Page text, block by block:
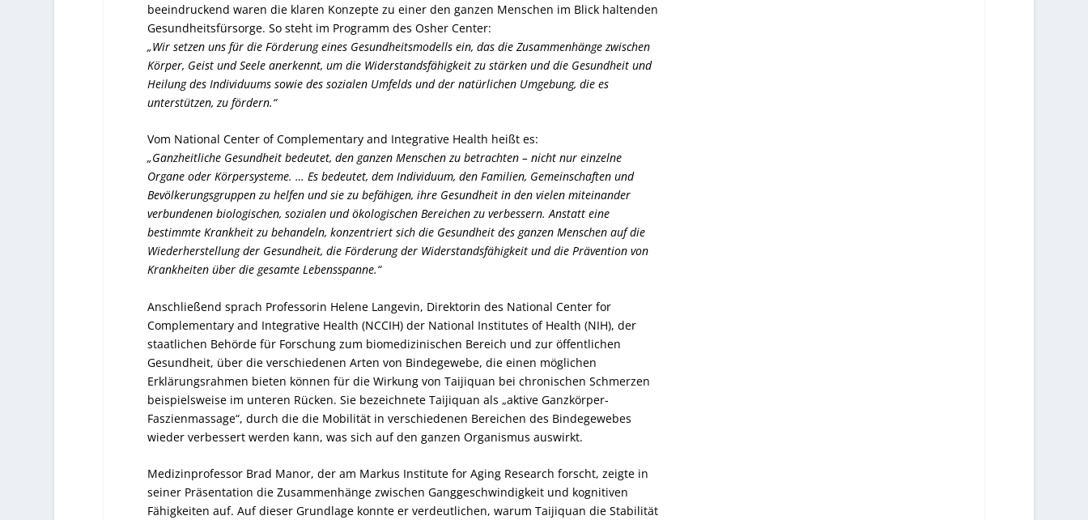
beeindruckend waren die klaren Konzepte zu einer den ganzen Menschen im Blick haltenden
Gesundheitsfürsorge. So steht im Programm des Osher Center:
„Wir setzen uns für die Förderung eines Gesundheitsmodells ein, das die Zusammenhänge zwischen
Körper, Geist und Seele anerkennt, um die Widerstandsfähigkeit zu stärken und die Gesundheit und
Heilung des Individuums sowie des sozialen Umfelds und der natürlichen Umgebung, die es
unterstützen, zu fördern.“
Vom National Center of Complementary and Integrative Health heißt es:
„Ganzheitliche Gesundheit bedeutet, den ganzen Menschen zu betrachten – nicht nur einzelne
Organe oder Körpersysteme. … Es bedeutet, dem Individuum, den Familien, Gemeinschaften und
Bevölkerungsgruppen zu helfen und sie zu befähigen, ihre Gesundheit in den vielen miteinander
verbundenen biologischen, sozialen und ökologischen Bereichen zu verbessern. Anstatt eine
bestimmte Krankheit zu behandeln, konzentriert sich die Gesundheit des ganzen Menschen auf die
Wiederherstellung der Gesundheit, die Förderung der Widerstandsfähigkeit und die Prävention von
Krankheiten über die gesamte Lebensspanne.“
Anschließend sprach Professorin Helene Langevin, Direktorin des National Center for
Complementary and Integrative Health (NCCIH) der National Institutes of Health (NIH), der
staatlichen Behörde für Forschung zum biomedizinischen Bereich und zur öffentlichen
Gesundheit, über die verschiedenen Arten von Bindegewebe, die einen möglichen
Erklärungsrahmen bieten können für die Wirkung von Taijiquan bei chronischen Schmerzen
beispielsweise im unteren Rücken. Sie bezeichnete Taijiquan als „aktive Ganzkörper-
Faszienmassage“, durch die die Mobilität in verschiedenen Bereichen des Bindegewebes
wieder verbessert werden kann, was sich auf den ganzen Organismus auswirkt.
Medizinprofessor Brad Manor, der am Markus Institute for Aging Research forscht, zeigte in
seiner Präsentation die Zusammenhänge zwischen Ganggeschwindigkeit und kognitiven
Fähigkeiten auf. Auf dieser Grundlage konnte er verdeutlichen, warum Taijiquan die Stabilität